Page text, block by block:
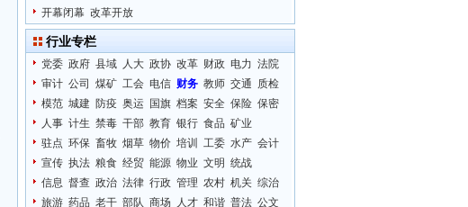
开幕闭幕 改革开放
行业专栏
党委 政府 县域 人大 政协 改革 财政 电力 法院
审计 公司 煤矿 工会 电信 财务 教师 交通 质检
模范 城建 防疫 奥运 国旗 档案 安全 保险 保密
人事 计生 禁毒 干部 教育 银行 食品 矿业
驻点 环保 畜牧 烟草 物价 培训 工委 水产 会计
宣传 执法 粮食 经贸 能源 物业 文明 统战
信息 督查 政治 法律 行政 管理 农村 机关 综治
旅游 药品 老干 部队 商场 人才 和谐 普法 公文